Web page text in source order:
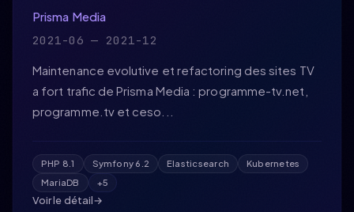
Projets
Formations
Contact
Prisma Media
2021-06 — 2021-12
Maintenance evolutive et refactoring des sites TV
a fort trafic de Prisma Media : programme-tv.net,
programme.tv et ceso...
PHP 8.1 Symfony 6.2 Elasticsearch
Kubernetes
MariaDB
+5
Voir le détail→